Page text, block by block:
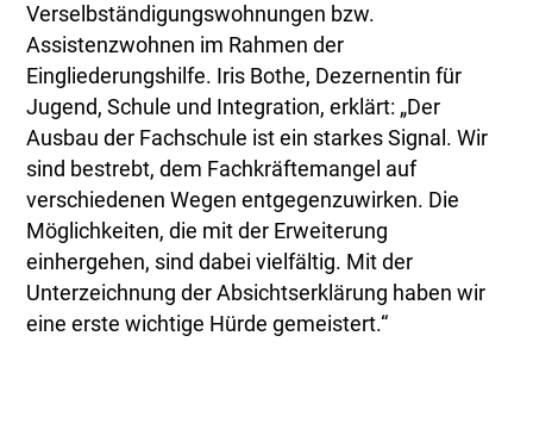
Verselbständigungswohnungen bzw.
Assistenzwohnen im Rahmen der
Eingliederungshilfe. Iris Bothe, Dezernentin für
Jugend, Schule und Integration, erklärt: „Der
Ausbau der Fachschule ist ein starkes Signal. Wir
sind bestrebt, dem Fachkräftemangel auf
verschiedenen Wegen entgegenzuwirken. Die
Möglichkeiten, die mit der Erweiterung
einhergehen, sind dabei vielfältig. Mit der
Unterzeichnung der Absichtserklärung haben wir
eine erste wichtige Hürde gemeistert.“